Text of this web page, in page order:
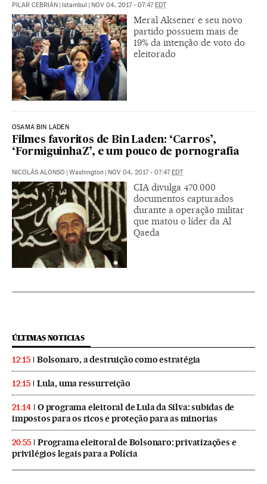
PILAR CEBRIÁN | Istambul | NOV 04, 2017 - 07:47EDT
Meral Aksener e seu novo
partido possuem mais de
19% da intenção de voto do
eleitorado
OSAMA BIN LADEN
Filmes favoritos de Bin Laden: ‘Carros’,
‘FormiguinhaZ’, e um pouco de pornografia
NICOLÁS ALONSO | Washington | NOV 04, 2017 - 07:47EDT
CIA divulga 470.000
documentos capturados
durante a operação militar
que matou o líder da Al
Qaeda
ÚLTIMAS NOTICIAS
12:15 Bolsonaro, a destruição como estratégia
12:15 Lula, uma ressurreição
21:14
O programa eleitoral de Lula da Silva: subidas de
impostos para os ricos e proteção para as minorias
20:55
Programa eleitoral de Bolsonaro: privatizações e
privilégios legais para a Polícia